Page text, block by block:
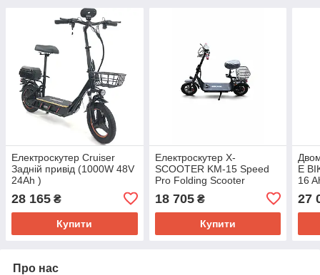
Електроскутер Cruiser
Задній привід (1000W 48V
24Ah )
28 165 ₴
Купити
Електроскутер X-
SCOOTER KM-15 Speed
Pro Folding Scooter
18 705₴
Купити
E
16
27
Про нас